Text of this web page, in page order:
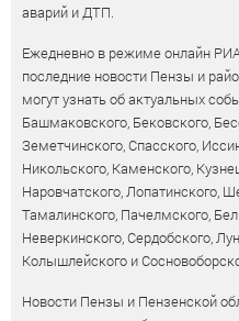
аварий и ДТП.
Ежедневно в режиме онлайн
последние новости Пензы и
могут узнать об актуальных
Башмаковского, Бековского,
Земетчинского, Спасского,
Никольского, Каменского,
Наровчатского, Лопатинского,
Тамалинского, Пачелмского,
Неверкинского, Сердобского,
Колышлейского и
Новости Пензы и Пензенской